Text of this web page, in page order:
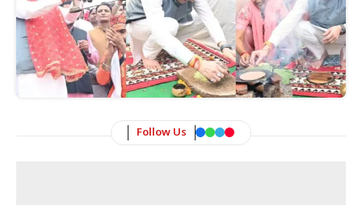
Follow Us